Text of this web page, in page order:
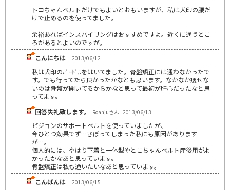
トコちゃんベルトだけでもよいとおもいますが、私は犬印の腰だ
けで止めるのを使ってました。
余裕あればインスパイリングはおすすめですよ。近くに通うとこ
ろがあるとよいのですが。
こんにちは | 2013/06/12
私は犬印のｶﾞｰﾄﾞﾙをはいてました。骨盤矯正には通わなかったで
す。でも行ってたら良かったかなとも思います。なかなか痩せな
いのは骨盤が開いてるからかなと思って最初が肝心だったなと思
ってます。
回答失礼致します。
Roanjuさん | 2013/06/13
ピジョンのサポートベルトを使っていましたが、
今ひとつ効果でず…さぼってしまった私にも原因があります
が…。
個人的には、やはり下着と一体型やとこちゃんベルト産後用がよ
かったかなあと思っています。
骨盤矯正は私も通いたいなあと思っています。
こんばんは | 2013/06/15